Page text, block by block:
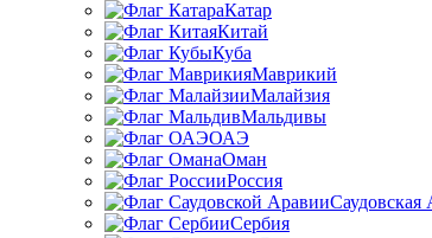
Катар
Китай
Куба
Маврикий
Малайзия
Мальдивы
ОАЭ
Оман
Россия
Саудовская
Сербия